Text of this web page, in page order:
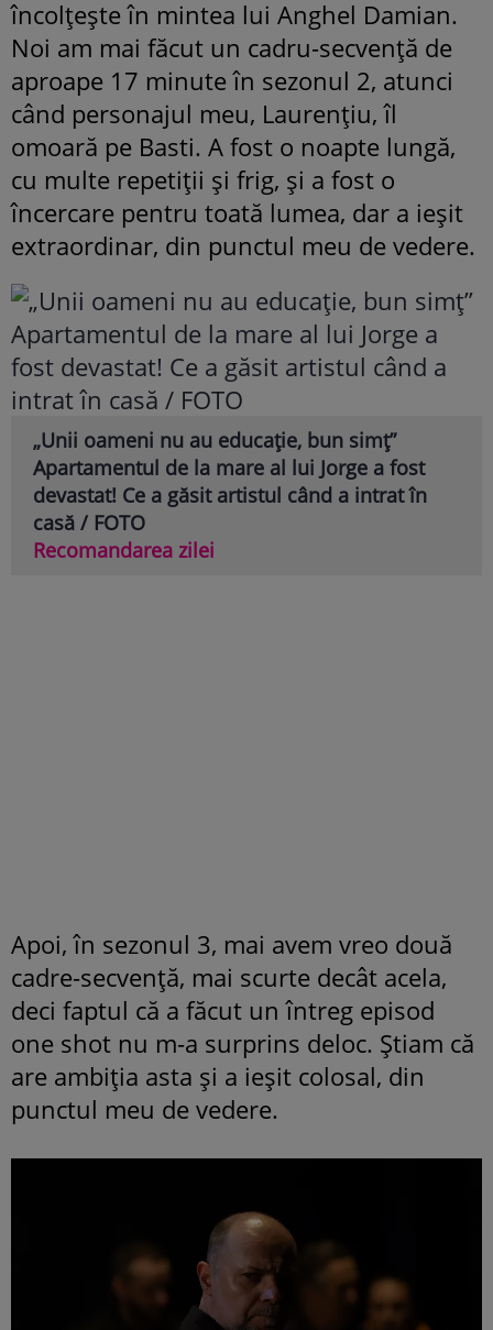
încolțește în mintea lui Anghel Damian.
Noi am mai făcut un cadru-secvență de
aproape 17 minute în sezonul 2, atunci
când personajul meu, Laurențiu, îl
omoară pe Basti. A fost o noapte lungă,
cu multe repetiții și frig, și a fost o
încercare pentru toată lumea, dar a ieșit
extraordinar, din punctul meu de vedere.
„Unii oameni nu au educație, bun simț”
Apartamentul de la mare al lui Jorge a fost
devastat! Ce a găsit artistul când a intrat în
casă / FOTO
Recomandarea zilei
Apoi, în sezonul 3, mai avem vreo două
cadre-secvență, mai scurte decât acela,
deci faptul că a făcut un întreg episod
one shot nu m-a surprins deloc. Știam că
are ambiția asta și a ieșit colosal, din
punctul meu de vedere.